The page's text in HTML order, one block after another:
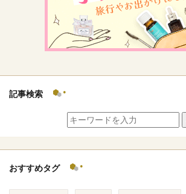
記事検索
おすすめタグ